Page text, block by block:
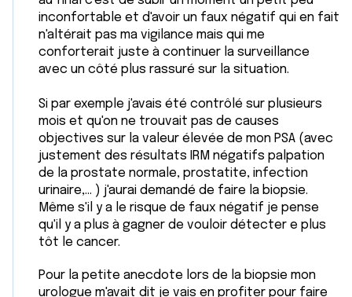
inconfortable et d'avoir un faux négatif qui en fait
n'altérait pas ma vigilance mais qui me
conforterait juste à continuer la surveillance
avec un côté plus rassuré sur la situation.
Si par exemple j'avais été contrôlé sur plusieurs
mois et qu'on ne trouvait pas de causes
objectives sur la valeur élevée de mon PSA (avec
justement des résultats IRM négatifs palpation
de la prostate normale, prostatite, infection
urinaire,... ) j'aurai demandé de faire la biopsie.
Même s'il y a le risque de faux négatif je pense
qu'il y a plus à gagner de vouloir détecter e plus
tôt le cancer.
Pour la petite anecdote lors de la biopsie mon
urologue m'avait dit je vais en profiter pour faire